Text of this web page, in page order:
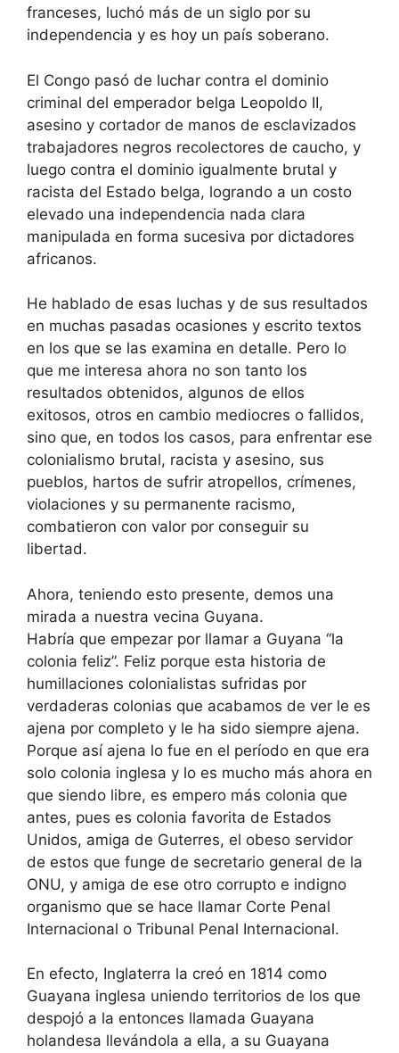
franceses, luchó más de un siglo por su
independencia y es hoy un país soberano.
El Congo pasó de luchar contra el dominio
criminal del emperador belga Leopoldo II,
asesino y cortador de manos de esclavizados
trabajadores negros recolectores de caucho, y
luego contra el dominio igualmente brutal y
racista del Estado belga, logrando a un costo
elevado una independencia nada clara
manipulada en forma sucesiva por dictadores
africanos.
He hablado de esas luchas y de sus resultados
en muchas pasadas ocasiones y escrito textos
en los que se las examina en detalle. Pero lo
que me interesa ahora no son tanto los
resultados obtenidos, algunos de ellos
exitosos, otros en cambio mediocres o fallidos,
sino que, en todos los casos, para enfrentar ese
colonialismo brutal, racista y asesino, sus
pueblos, hartos de sufrir atropellos, crímenes,
violaciones y su permanente racismo,
combatieron con valor por conseguir su
libertad.
Ahora, teniendo esto presente, demos una
mirada a nuestra vecina Guyana.
Habría que empezar por llamar a Guyana “la
colonia feliz”. Feliz porque esta historia de
humillaciones colonialistas sufridas por
verdaderas colonias que acabamos de ver le es
ajena por completo y le ha sido siempre ajena.
Porque así ajena lo fue en el período en que era
solo colonia inglesa y lo es mucho más ahora en
que siendo libre, es empero más colonia que
antes, pues es colonia favorita de Estados
Unidos, amiga de Guterres, el obeso servidor
de estos que funge de secretario general de la
ONU, y amiga de ese otro corrupto e indigno
organismo que se hace llamar Corte Penal
Internacional o Tribunal Penal Internacional.
En efecto, Inglaterra la creó en 1814 como
Guayana inglesa uniendo territorios de los que
despojó a la entonces llamada Guayana
holandesa llevándola a ella, a su Guayana